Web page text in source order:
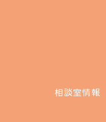
相談室情報